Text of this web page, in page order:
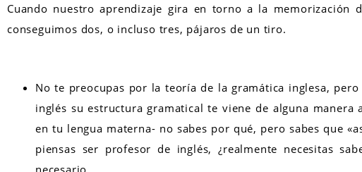
Cuando nuestro aprendizaje gira en torno a la memorización
conseguimos dos, o incluso tres, pájaros de un tiro.
No te preocupas por la teoría de la gramática inglesa,
inglés su estructura gramatical te viene de alguna manera
en tu lengua materna- no sabes por qué, pero sabes que
piensas ser profesor de inglés, ¿realmente necesitas
necesario.